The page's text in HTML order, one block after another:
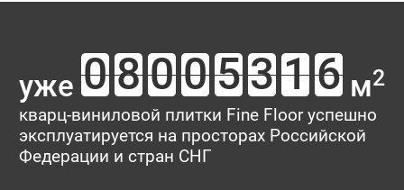
уже м2
кварц-виниловой плитки Fine Floor успешно
эксплуатируется на просторах Российской
Федерации и стран СНГ